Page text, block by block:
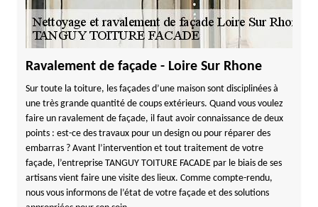
Ravalement de façade - Loire Sur Rhone
Sur toute la toiture, les façades d’une maison sont disciplinées à
une très grande quantité de coups extérieurs. Quand vous voulez
faire un ravalement de façade, il faut avoir connaissance de deux
points : est-ce des travaux pour un design ou pour réparer des
embarras ? Avant l’intervention et tout traitement de votre
façade, l’entreprise TANGUY TOITURE FACADE par le biais de ses
artisans vient faire une visite des lieux. Comme compte-rendu,
nous vous informons de l’état de votre façade et des solutions